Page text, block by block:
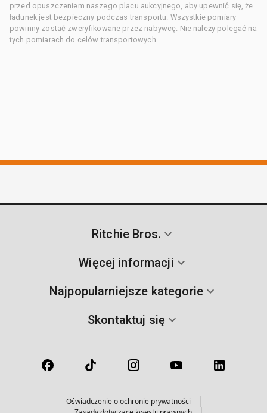
przed opuszczeniem naszego placu aukcyjnego, aby upewnić się, że
ładunek jest bezpieczny podczas transportu. Wszystkie pomiary
powinny zostać zweryfikowane przez nabywcę. Nie należy polegać na
tych pomiarach do celów transportowych.
Ritchie Bros.
Więcej informacji
Najpopularniejsze kategorie
Skontaktuj się
Oświadczenie o ochronie prywatności